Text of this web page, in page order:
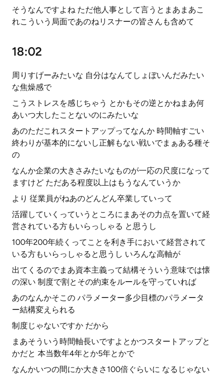
そうなんですよね ただ他人事として言うとまあまあこ
れこういう局面であのねリスナーの皆さんも含めて
18:02
周りすげーみたいな 自分はなんてしょぼいんだみたい
な焦燥感で
こうストレスを感じちゃう とかもその逆とかねまあ何
あいつ大したことないのにみたいな
あのただこれスタートアップってなんか 時間軸すごい
終わりが基本的にないし正解もない戦いでまぁある種そ
の
なんか企業の大きさみたいなものが一応の尺度になって
ますけど ただある程度以上はもうなんていうか
より 従業員がねあのどんどん卒業していって
活躍していくっていうところにまあその力点を置いて経
営されている方もいらっしゃる と思うし
100年200年続くってことを利き手において経営されて
いる方もいらっしゃると思うし いろんな高軸が
出てくるのでまあ資本主義って結構そういう意味では懐
の深い 制度で割とその約束をルールを守っていれば
あのなんかそこの パラメーター多少目標のパラメータ
ー結構変えられる
制度じゃないですか だから
まあそういう時間軸長いですよとかつスタートアップと
かだと 本当数年4年とか5年とかで
なんかいつの間にか大きさ100倍ぐらいに なるじゃない